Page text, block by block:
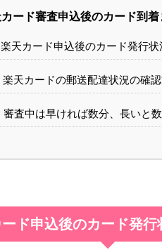
ード審査申込後のカード到
楽天カード申込後のカード発行
楽天カードの郵送配達状況の確
審査中は早ければ数分、長いと
ド申込後のカード発行